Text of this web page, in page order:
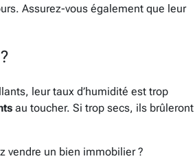
Assurez-vous également que leur
leur taux d’humidité est trop
au toucher. Si trop secs, ils brûleront
vendre un bien immobilier ?